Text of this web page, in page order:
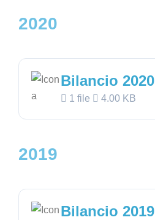
2020
Bilancio 2020
1 file 4.00 KB
2019
Bilancio 2019